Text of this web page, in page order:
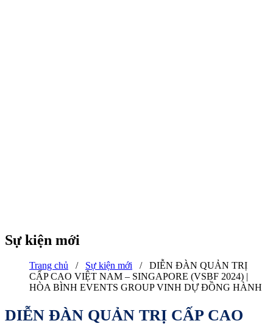
Sự kiện mới
Trang chủ / Sự kiện mới / DIỄN ĐÀN QUẢN TRỊ
CẤP CAO VIỆT NAM – SINGAPORE (VSBF 2024) |
HÒA BÌNH EVENTS GROUP VINH DỰ ĐỒNG HÀNH
DIỄN ĐÀN QUẢN TRỊ CẤP CAO